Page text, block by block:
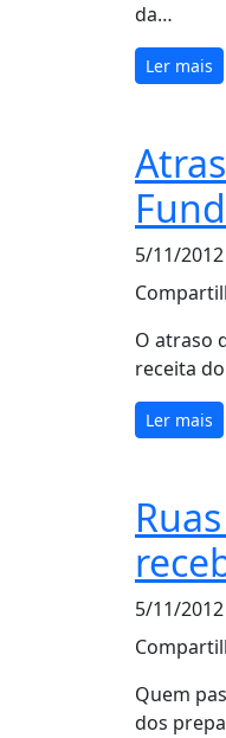
da…
Ler mais
5/11/2012
O atraso
receita
Ler mais
5/11/2012
Quem
dos